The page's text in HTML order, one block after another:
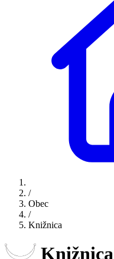
/
Obec
/
Knižnica
Knižnica